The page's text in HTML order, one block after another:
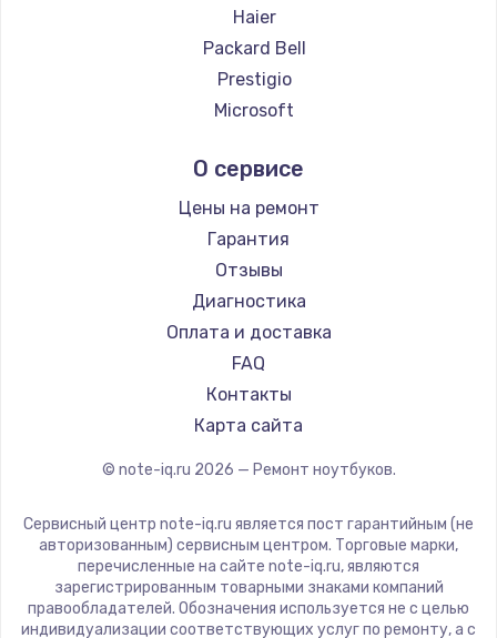
Ремонт ноутбуков Hiper
Ремонт ноутбуков Evga
Ремонт ноутбуков Google
Ремонт ноутбуков Echips
Ремонт ноутбуков Predator
Ремонт ноутбуков iru
Ремонт ноутбуков Machenike
Ремонт ноутбуков DEXP
Ремонт ноутбуков Teclast
Ремонт ноутбуков CHUWI
Ремонт ноутбуков Colorful
Haier
Packard Bell
Prestigio
Microsoft
Aquarius
Gigabyte
Aorus
Maibenben
Getac
Epson
Philips
LG
Panasonic
ZTE
Hiper
Evga
О сервисе
Цены на ремонт
Гарантия
Отзывы
Диагностика
Оплата и доставка
FAQ
Контакты
Карта сайта
© note-iq.ru 2026 — Ремонт ноутбуков.
Сервисный центр note-iq.ru является пост гарантийным (не
авторизованным) сервисным центром. Торговые марки,
перечисленные на сайте note-iq.ru, являются
зарегистрированным товарными знаками компаний
правообладателей. Обозначения используется не с целью
индивидуализации соответствующих услуг по ремонту, а с